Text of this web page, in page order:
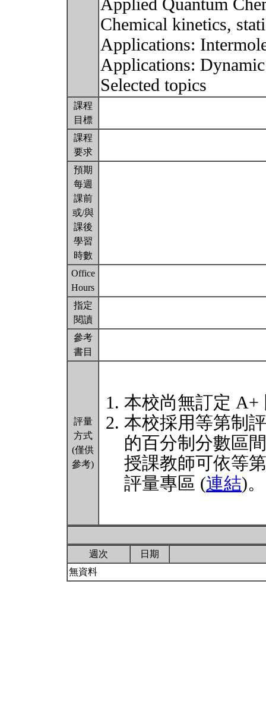
Applied Quantum
Chemical kinetics,
Applications:
Applications:
Selected topics
課程
目標
課程
要求
預期
每週
課前
或/與
課後
學習
時數
Office
Hours
指定
閱讀
參考
書目
評量
方式
(僅供
參考)
本校尚無訂定 A+
本校採用等第制
的百分制分數區
授課教師可依等
評量專區 (連結)。
週次
日期
無資料